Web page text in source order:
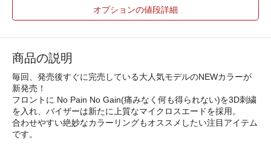
オプションの値段詳細
商品の説明
毎回、発売後すぐに完売している大人気モデルのNEWカラーが
新発売！
フロントに No Pain No Gain(痛みなく何も得られない)を3D刺繍
を入れ、バイザーは新たに上質なマイクロスエードを採用。
合わせやすい絶妙なカラーリングもオススメしたい注目アイテム
です。